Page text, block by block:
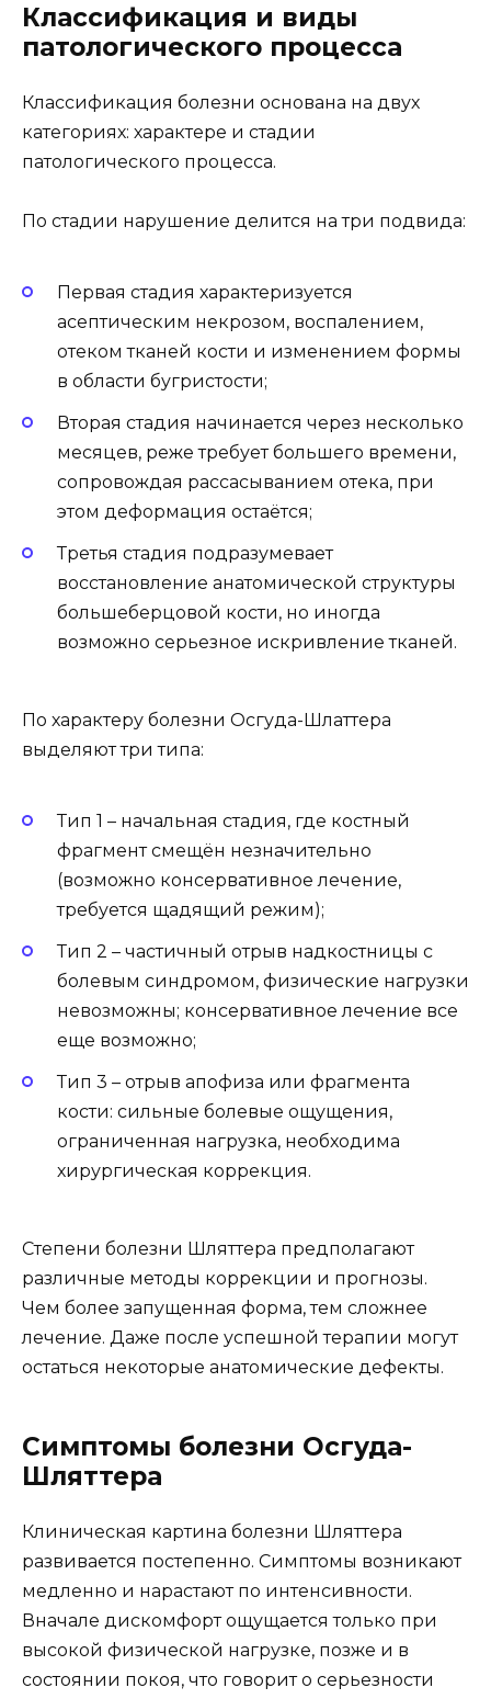
Классификация и виды
патологического процесса
Классификация болезни основана на двух
категориях: характере и стадии
патологического процесса.
По стадии нарушение делится на три подвида:
Первая стадия характеризуется
асептическим некрозом, воспалением,
отеком тканей кости и изменением формы
в области бугристости;
Вторая стадия начинается через несколько
месяцев, реже требует большего времени,
сопровождая рассасыванием отека, при
этом деформация остаётся;
Третья стадия подразумевает
восстановление анатомической структуры
большеберцовой кости, но иногда
возможно серьезное искривление тканей.
По характеру болезни Осгуда-Шлаттера
выделяют три типа:
Тип 1 – начальная стадия, где костный
фрагмент смещён незначительно
(возможно консервативное лечение,
требуется щадящий режим);
Тип 2 – частичный отрыв надкостницы с
болевым синдромом, физические нагрузки
невозможны; консервативное лечение все
еще возможно;
Тип 3 – отрыв апофиза или фрагмента
кости: сильные болевые ощущения,
ограниченная нагрузка, необходима
хирургическая коррекция.
Степени болезни Шляттера предполагают
различные методы коррекции и прогнозы.
Чем более запущенная форма, тем сложнее
лечение. Даже после успешной терапии могут
остаться некоторые анатомические дефекты.
Симптомы болезни Осгуда-
Шляттера
Клиническая картина болезни Шляттера
развивается постепенно. Симптомы возникают
медленно и нарастают по интенсивности.
Вначале дискомфорт ощущается только при
высокой физической нагрузке, позже и в
состоянии покоя, что говорит о серьезности